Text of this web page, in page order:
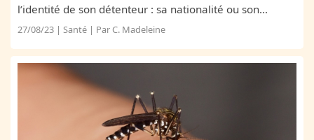
l’identité de son détenteur : sa nationalité ou son
parcours de santé. Essentiels, ils constituent des pièces
27/08/23 | Santé | Par C. Madeleine